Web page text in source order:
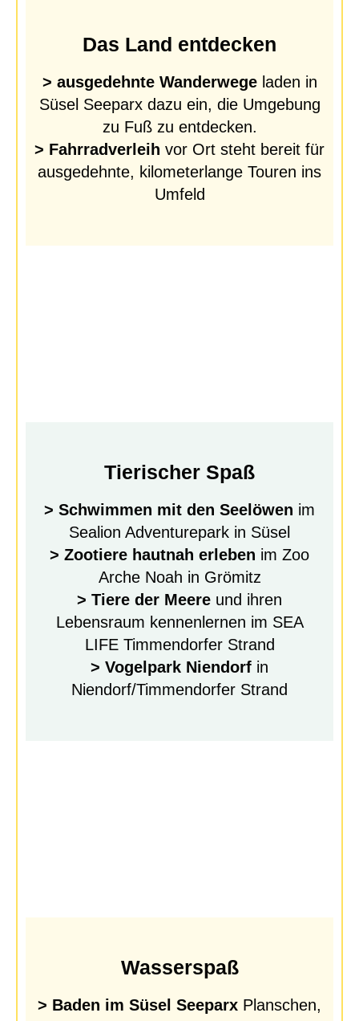
Das Land entdecken
> ausgedehnte Wanderwege laden in
Süsel Seeparx dazu ein, die Umgebung
zu Fuß zu entdecken.
> Fahrradverleih vor Ort steht bereit für
ausgedehnte, kilometerlange Touren ins
Umfeld
Tierischer Spaß
> Schwimmen mit den Seelöwen im
Sealion Adventurepark in Süsel
> Zootiere hautnah erleben im Zoo
Arche Noah in Grömitz
> Tiere der Meere und ihren
Lebensraum kennenlernen im SEA
LIFE Timmendorfer Strand
> Vogelpark Niendorf in
Niendorf/Timmendorfer Strand
Wasserspaß
> Baden im Süsel Seeparx Planschen,